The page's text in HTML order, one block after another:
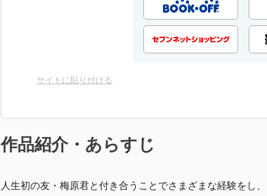
サイトに貼り付ける
作品紹介・あらすじ
人生初の友・梅原君と付き合うことでさまざまな経験をし、